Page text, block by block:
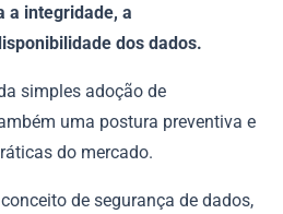
a integridade, a
dos dados.
simples adoção de
uma postura preventiva e
do mercado.
de segurança de dados,